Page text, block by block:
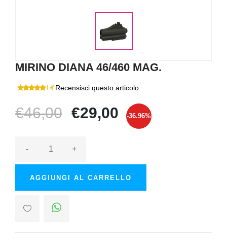
MIRINO DIANA 46/460 MAG.
Recensisci questo articolo
€46,00 €29,00 -36.96%
- +
AGGIUNGI AL CARRELLO